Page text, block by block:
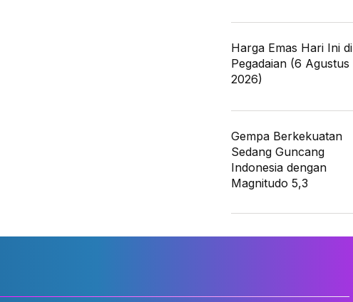
Harga Emas Hari Ini di
Pegadaian (6 Agustus
2026)
Gempa Berkekuatan
Sedang Guncang
Indonesia dengan
Magnitudo 5,3